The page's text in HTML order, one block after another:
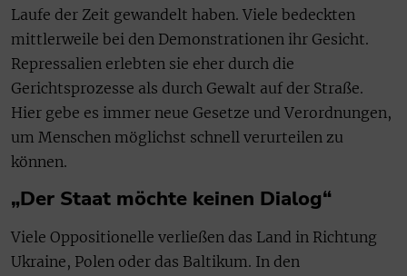
Laufe der Zeit gewandelt haben. Viele bedeckten
mittlerweile bei den Demonstrationen ihr Gesicht.
Repressalien erlebten sie eher durch die
Gerichtsprozesse als durch Gewalt auf der Straße.
Hier gebe es immer neue Gesetze und Verordnungen,
um Menschen möglichst schnell verurteilen zu
können.
„Der Staat möchte keinen Dialog“
Viele Oppositionelle verließen das Land in Richtung
Ukraine, Polen oder das Baltikum. In den